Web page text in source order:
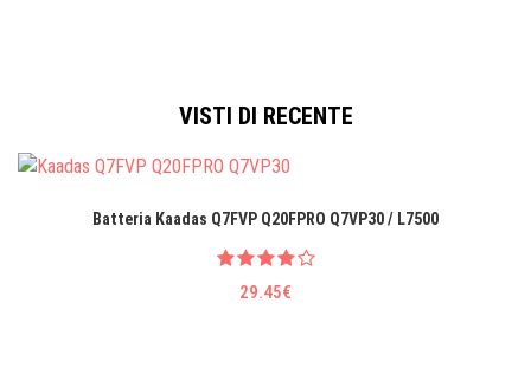
VISTI DI RECENTE
Batteria Kaadas Q7FVP Q20FPRO Q7VP30 / L7500
29.45€